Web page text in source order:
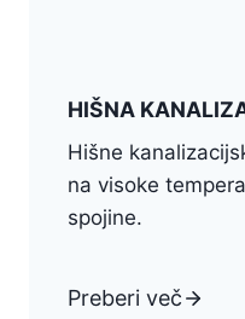
HIŠNA
Hišne
na visoke
spojine.
Preberi več